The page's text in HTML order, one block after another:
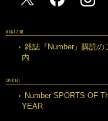
MAGAZINE
雑誌『Number』購読の
内
SPECIAL
Number SPORTS OF
YEAR